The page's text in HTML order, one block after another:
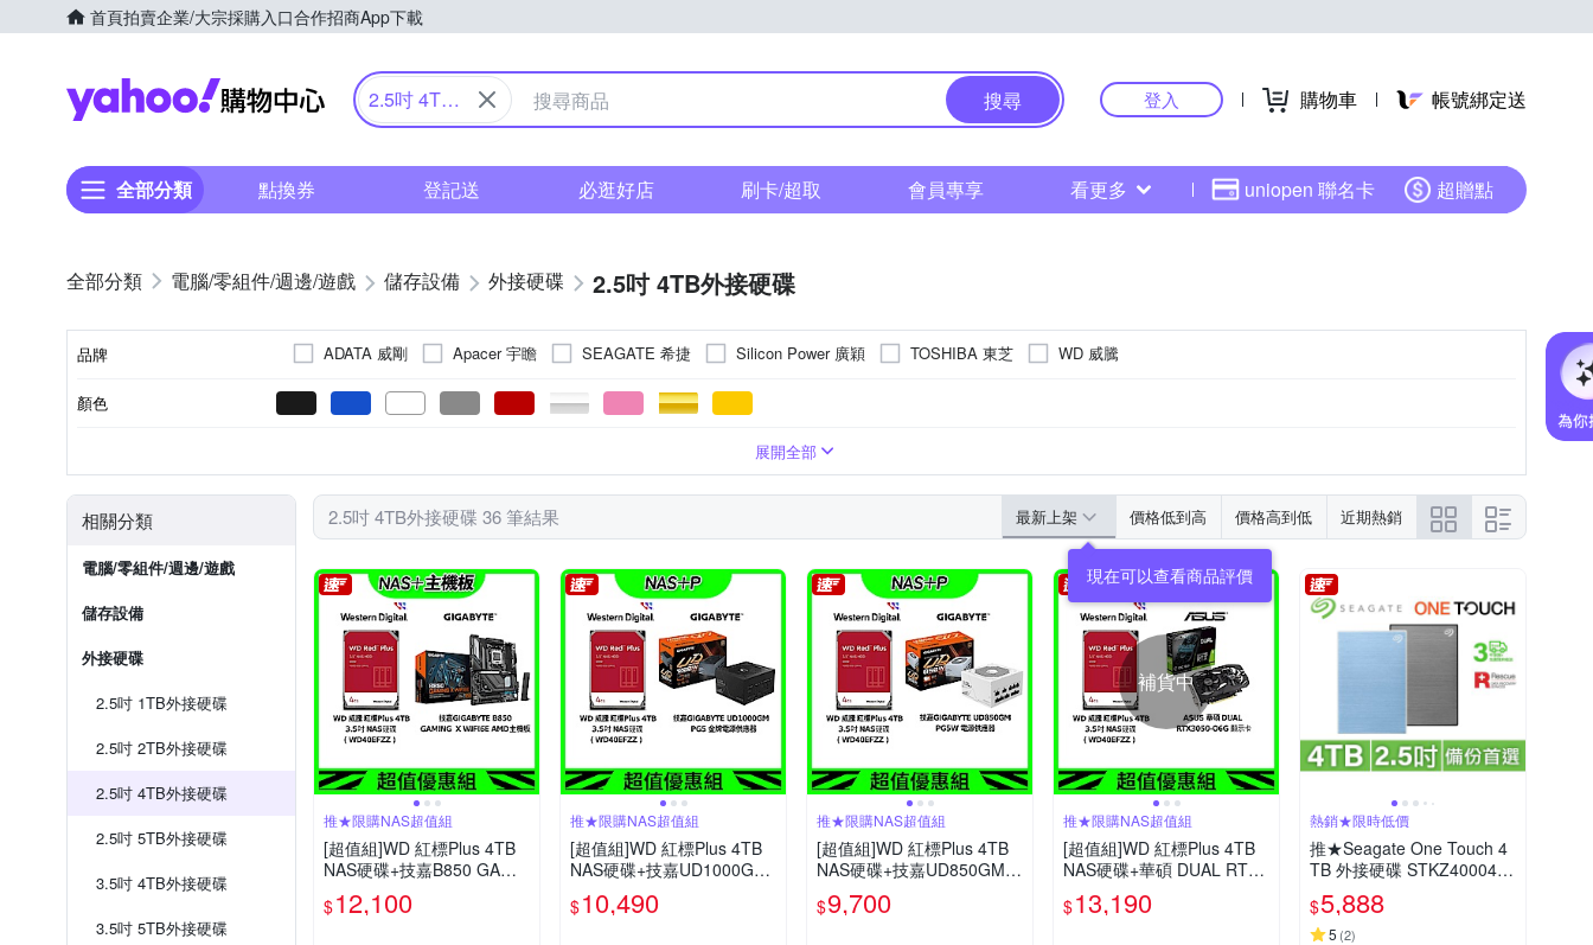
首頁拍賣企業/大宗採購入口合作招商App下載
Yahoo購物中心
2.5吋 4TB
搜尋 登入 購物車 帳號綁定送
全部分類 點換券 登記送 必逛好店 刷卡/超取 會員專享 看更多 uniopen 聯名卡 超贈點
電腦/零組件/週邊/遊戲 儲存設備 外接硬碟 2.5吋 4TB外接硬碟
品牌 ADATA 威剛 Apacer 宇瞻 SEAGATE 希捷 Silicon Power 廣穎 TOSHIBA 東芝 WD 威騰
顏色
USB 3.1 Type c
展開全部
相關分類
電腦/零組件/週邊/遊戲
儲存設備
外接硬碟
2.5吋 1TB外接硬碟
2.5吋 2TB外接硬碟
2.5吋 4TB外接硬碟
2.5吋 5TB外接硬碟
3.5吋 4TB外接硬碟
3.5吋 5TB外接硬碟
2.5吋 4TB外接硬碟 36 筆結果 最新上架 價格低到高 價格高到低 近期熱銷
推★限購NAS超值組
[超值組]WD 紅標Plus 4TB
NAS硬碟+技嘉B850 GAMI
NG X WIFI6E AMD主機板
$12,100
推★限購NAS超值組
[超值組]WD 紅標Plus 4TB
NAS硬碟+技嘉UD1000GM
PG5 金牌電源供應器
$10,490
推★限購NAS超值組
[超值組]WD 紅標Plus 4TB
NAS硬碟+技嘉UD850GM P
G5W 電源供應器
$9,700
補貨中
推★限購NAS超值組
[超值組]WD 紅標Plus 4TB
NAS硬碟+華碩 DUAL RTX3
050 O6G 顯示卡
$13,190
熱銷★限時低價
推★Seagate One Touch 4
TB 外接硬碟 STKZ4000404
(兩色可選)
$5,888
5 (2)